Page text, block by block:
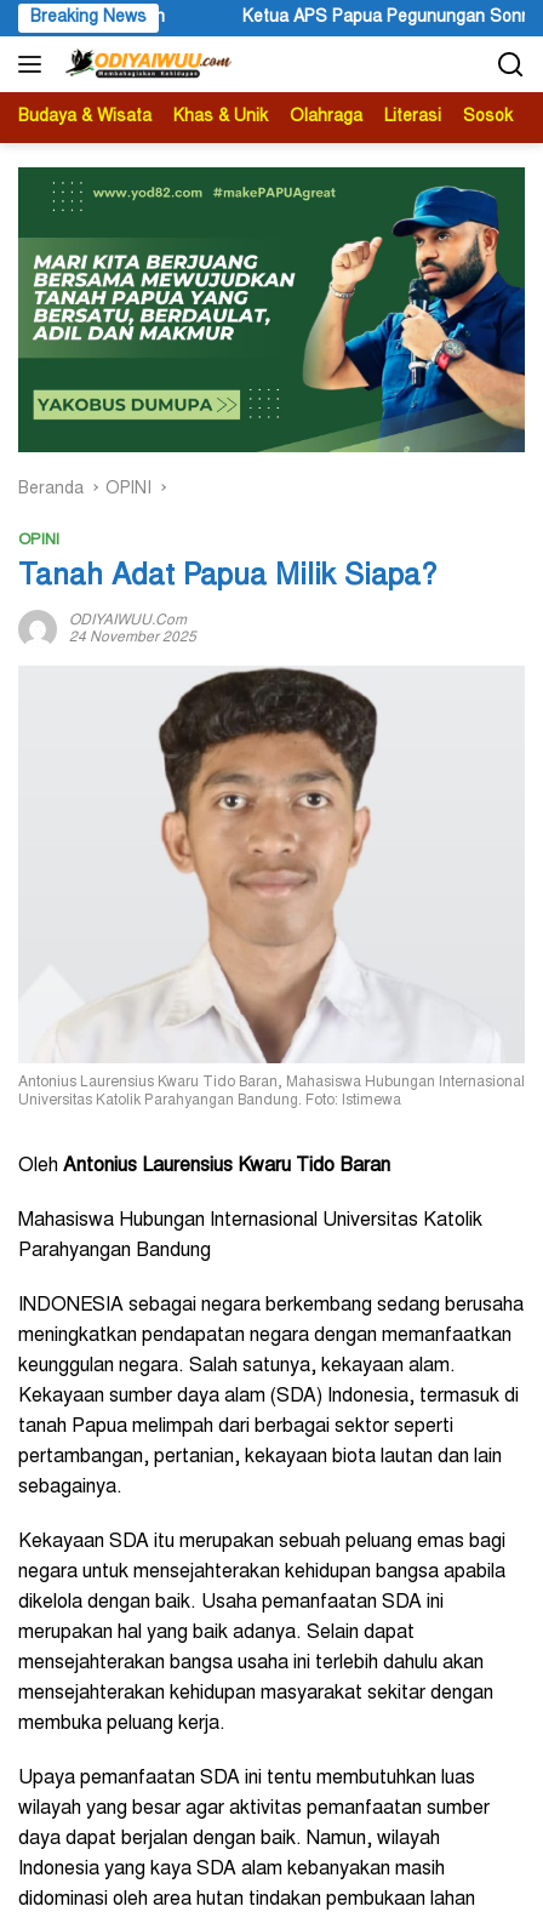
Langsung
ke
konten
Breaking NewsKetua APS Papua Pegunungan Sonni Lokobal:
Budaya & Wisata Khas & Unik Olahraga Literasi Sosok
Beranda OPINI
OPINI
Tanah Adat Papua Milik Siapa?
ODIYAIWUU.com
24 November 2025
Antonius Laurensius Kwaru Tido Baran, Mahasiswa Hubungan Internasional
Universitas Katolik Parahyangan Bandung. Foto: Istimewa
Oleh Antonius Laurensius Kwaru Tido Baran
Mahasiswa Hubungan Internasional Universitas Katolik
Parahyangan Bandung
INDONESIA sebagai negara berkembang sedang berusaha
meningkatkan pendapatan negara dengan memanfaatkan
keunggulan negara. Salah satunya, kekayaan alam.
Kekayaan sumber daya alam (SDA) Indonesia, termasuk di
tanah Papua melimpah dari berbagai sektor seperti
pertambangan, pertanian, kekayaan biota lautan dan lain
sebagainya.
Kekayaan SDA itu merupakan sebuah peluang emas bagi
negara untuk mensejahterakan kehidupan bangsa apabila
dikelola dengan baik. Usaha pemanfaatan SDA ini
merupakan hal yang baik adanya. Selain dapat
mensejahterakan bangsa usaha ini terlebih dahulu akan
mensejahterakan kehidupan masyarakat sekitar dengan
membuka peluang kerja.
Upaya pemanfaatan SDA ini tentu membutuhkan luas
wilayah yang besar agar aktivitas pemanfaatan sumber
daya dapat berjalan dengan baik. Namun, wilayah
Indonesia yang kaya SDA alam kebanyakan masih
didominasi oleh area hutan tindakan pembukaan lahan